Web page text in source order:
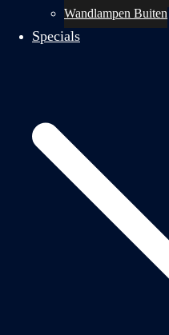
Wandlampen Buiten
Specials